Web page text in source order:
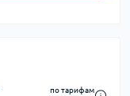
по тарифам